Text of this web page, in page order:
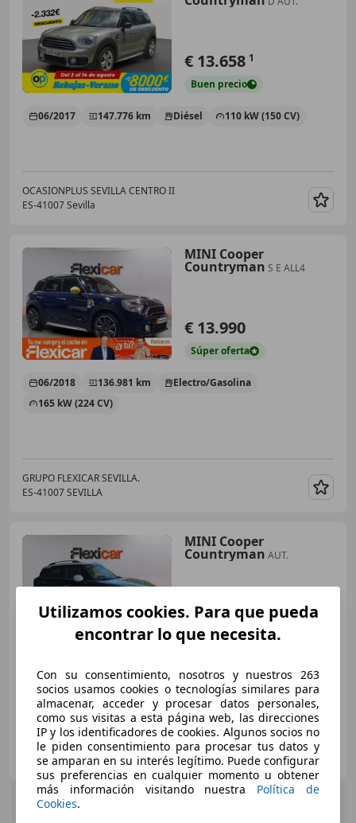
€ 13.658 1
Buen precio
06/2017 147.776 km Diésel 110 kW (150 CV)
OCASIONPLUS SEVILLA CENTRO II
ES-41007 Sevilla
MINI Cooper
Countryman S E ALL4
€ 13.990
Súperoferta
06/2018 136.981 km
Electro/Gasolina
165 kW (224 CV)
GRUPO FLEXICAR SEVILLA.
ES-41007 SEVILLA
MINI Cooper
Countryman AUT.
€ 13.990
Súperoferta
05/2018 103.347 km Gasolina 100 kW (136 CV)
GRUPO FLEXICAR SEVILLA.
ES-41007 SEVILLA
Utilizamos cookies. Para que pueda
encontrar lo que necesita.
Con su consentimiento, nosotros y nuestros 263
socios usamos cookies o tecnologías similares para
almacenar, acceder y procesar datos personales,
como sus visitas a esta página web, las direcciones
IP y los identificadores de cookies. Algunos socios no
le piden consentimiento para procesar tus datos y
se amparan en su interés legítimo. Puede configurar
sus preferencias en cualquier momento u obtener
más información visitando nuestra Política de
Cookies.